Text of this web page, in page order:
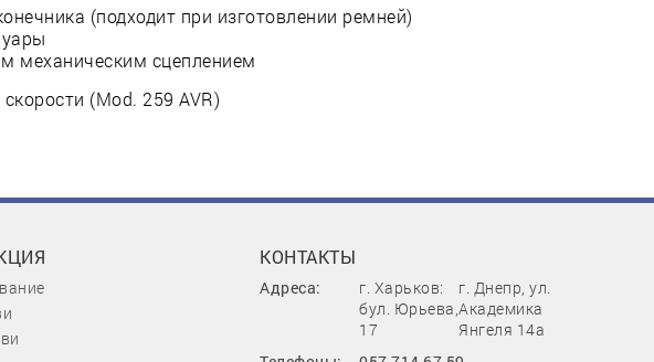
(подходит при изготовлении ремней)
механическим сцеплением
(Mod. 259 AVR)
КОНТАКТЫ
Адреса:
г. Харьков:
бул. Юрьева,
17
г. Днепр, ул.
Академика
Янгеля 14а